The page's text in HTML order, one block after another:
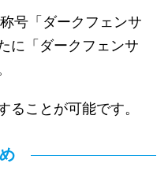
号「ダークフェンサ
に「ダークフェンサ
ることが可能です。